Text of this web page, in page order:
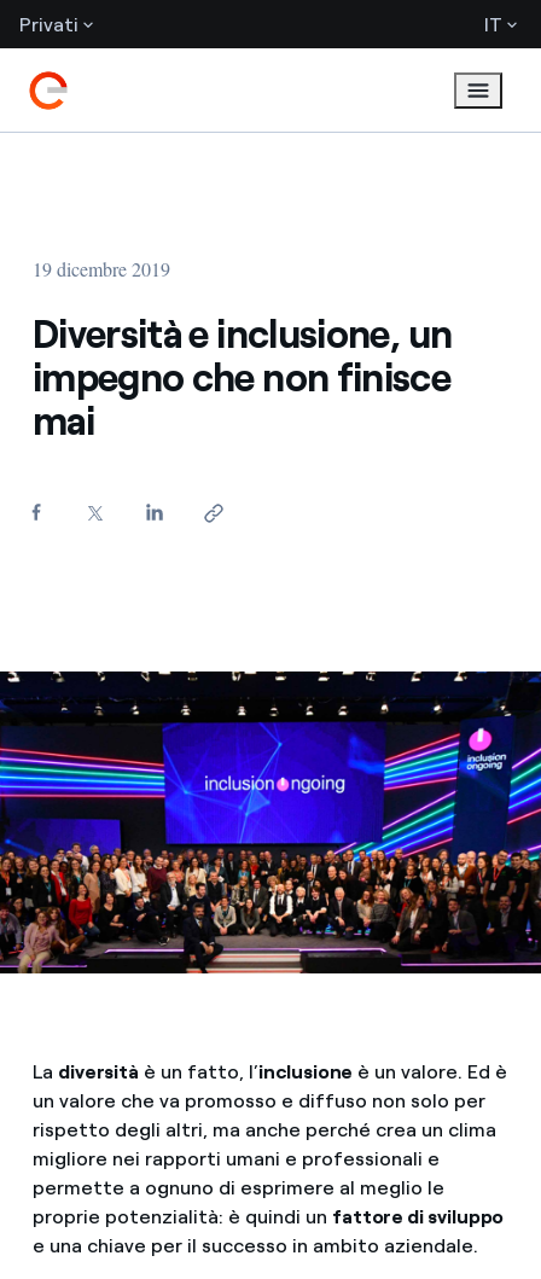
Privati IT
19 dicembre 2019
Diversità e inclusione, un
impegno che non finisce
mai
La diversità è un fatto, l’inclusione è un valore. Ed è
un valore che va promosso e diffuso non solo per
rispetto degli altri, ma anche perché crea un clima
migliore nei rapporti umani e professionali e
permette a ognuno di esprimere al meglio le
proprie potenzialità: è quindi un fattore di sviluppo
e una chiave per il successo in ambito aziendale.